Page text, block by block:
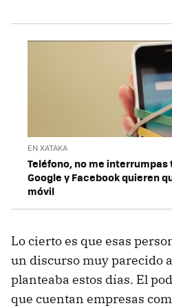
EN XATAKA
Teléfono, no me
Google y Facebook quieren
móvil
Lo cierto es que esas
un discurso muy parecido
planteaba estos días. El
que cuentan empresas